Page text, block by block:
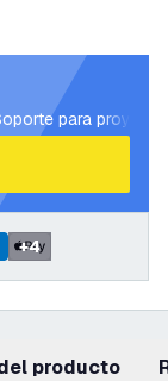
para
+4
producto